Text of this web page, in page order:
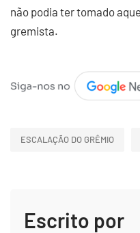
não podia ter tomado
gremista.
ESCALAÇÃO DO GRÊMIO
Escrito por